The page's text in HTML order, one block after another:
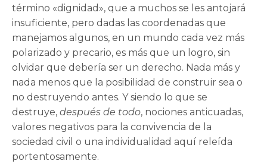
término «dignidad», que a muchos se les antojará
insuficiente, pero dadas las coordenadas que
manejamos algunos, en un mundo cada vez más
polarizado y precario, es más que un logro, sin
olvidar que debería ser un derecho. Nada más y
nada menos que la posibilidad de construir sea o
no destruyendo antes. Y siendo lo que se
destruye,después de todo, nociones anticuadas,
valores negativos para la convivencia de la
sociedad civil o una individualidad aquí releída
portentosamente.